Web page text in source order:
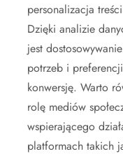
personalizacja
Dzięki analizie
jest
potrzeb i
konwersję. Warto
rolę mediów
wspierającego
platformach takich